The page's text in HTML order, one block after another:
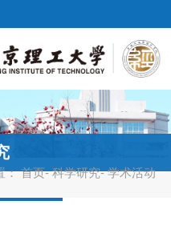
：首页-科学研究- 学术活动